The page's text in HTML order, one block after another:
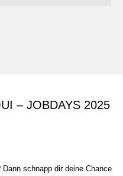
– JOBDAYS 2025
schnapp dir deine Chance